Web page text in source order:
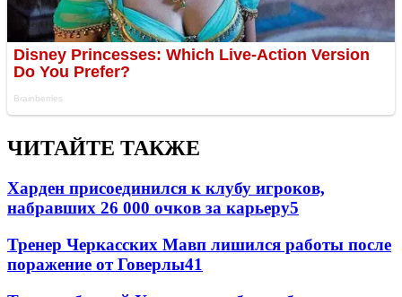
ЧИТАЙТЕ ТАКЖЕ
Харден присоединился к клубу игроков,
набравших 26 000 очков за карьеру5
Тренер Черкасских Мавп лишился работы после
поражение от Говерлы41